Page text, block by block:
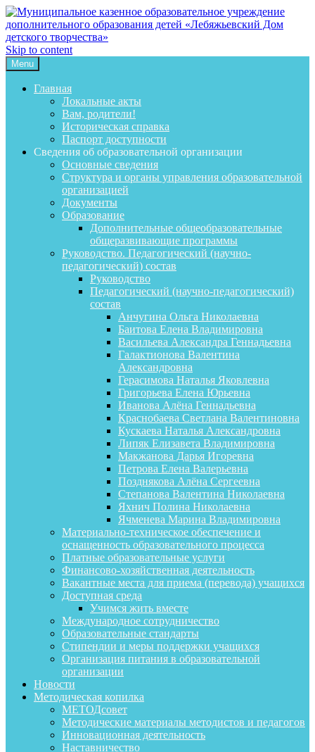
Skip to content
Menu
Главная
Локальные акты
Вам, родители!
Историческая справка
Паспорт доступности
Сведения об образовательной организации
Основные сведения
Структура и органы управления образовательной
организацией
Документы
Образование
Дополнительные общеобразовательные
общеразвивающие программы
Руководство. Педагогический (научно-
педагогический) состав
Руководство
Педагогический (научно-педагогический)
состав
Анчугина Ольга Николаевна
Баитова Елена Владимировна
Васильева Александра Геннадьевна
Галактионова Валентина
Александровна
Герасимова Наталья Яковлевна
Григорьева Елена Юрьевна
Иванова Алёна Геннадьевна
Краснобаева Светлана Валентиновна
Кускаева Наталья Александровна
Липяк Елизавета Владимировна
Макжанова Дарья Игоревна
Петрова Елена Валерьевна
Позднякова Алёна Сергеевна
Степанова Валентина Николаевна
Яхнич Полина Николаевна
Ячменева Марина Владимировна
Материально-техническое обеспечение и
оснащенность образовательного процесса
Платные образовательные услуги
Финансово-хозяйственная деятельность
Вакантные места для приема (перевода) учащихся
Доступная среда
Учимся жить вместе
Международное сотрудничество
Образовательные стандарты
Стипендии и меры поддержки учащихся
Организация питания в образовательной
организации
Новости
Методическая копилка
МЕТОДсовет
Методические материалы методистов и педагогов
Инновационная деятельность
Наставничество